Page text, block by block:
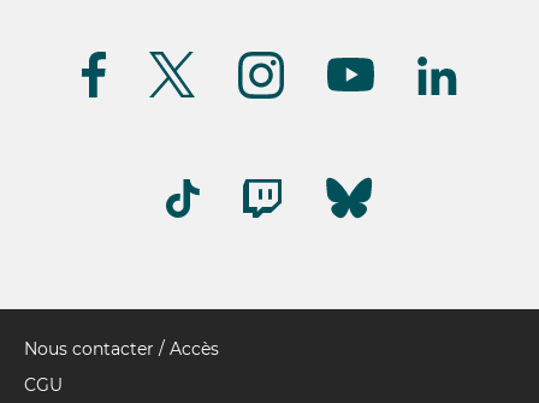
Pied
de
Nous contacter / Accès
CGU